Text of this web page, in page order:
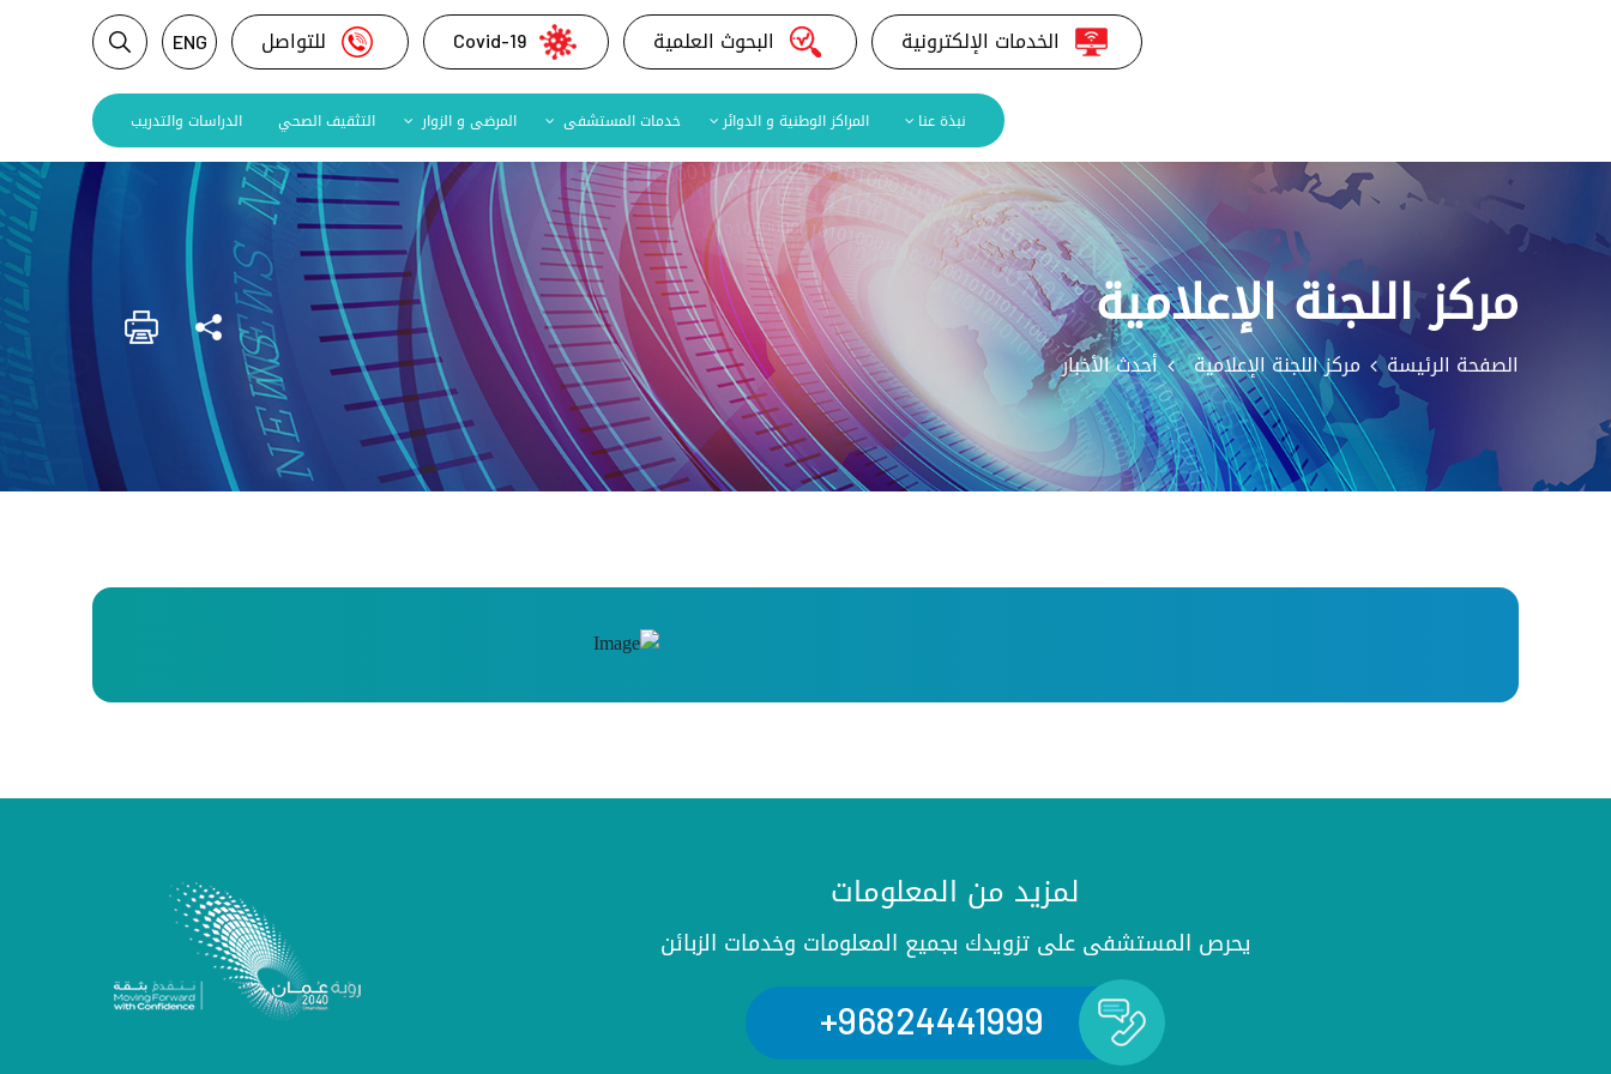
الخدمات الإلكترونية البحوث العلمية Covid-19 للتواصل ENG
نبذة عنا المراكز الوطنية و الدوائر خدمات المستشفى المرضى و الزوار التثقيف الصحي الدراسات والتدريب
مركز اللجنة الإعلامية
الصفحة الرئيسة مركز اللجنة الإعلامية أحدث الأخبار
لمزيد من المعلومات
يحرص المستشفى على تزويدك بجميع المعلومات وخدمات الزبائن
96824441999+